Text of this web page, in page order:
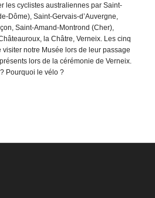
les cyclistes australiennes par Saint-
Dôme), Saint-Gervais-d’Auvergne,
Saint-Amand-Montrond (Cher),
la Châtre, Verneix. Les cinq
visiter notre Musée lors de leur passage
lors de la cérémonie de Verneix.
Pourquoi le vélo ?